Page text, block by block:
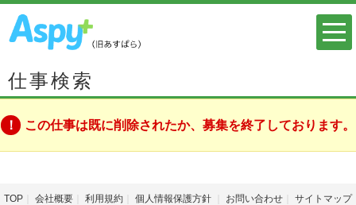
仕事検索
この仕事は既に削除されたか、募集を終了しております。
TOP 会社概要 利用規約 個人情報保護方針 お問い合わせ サイトマップ